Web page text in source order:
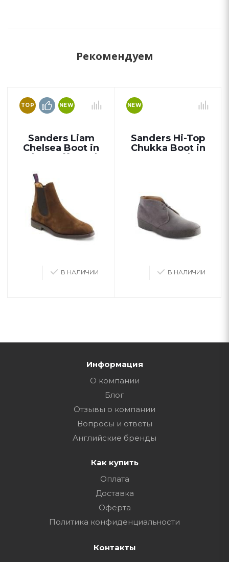
Рекомендуем
Sanders Liam
Chelsea Boot in
Polo Snuff Suede
TOP NEW
В НАЛИЧИИ
Sanders Hi-Top
Chukka Boot in
Grey Suede
NEW
В НАЛИЧИИ
Информация
О компании
Блог
Отзывы о компании
Вопросы и ответы
Английские бренды
Как купить
Оплата
Доставка
Оферта
Политика конфиденциальности
Контакты